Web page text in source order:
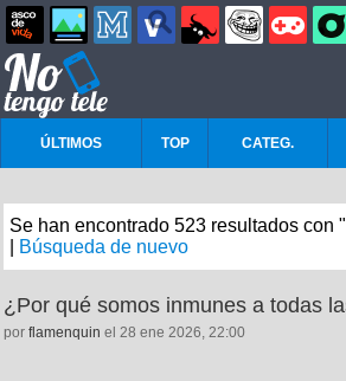
ÚLTIMOS TOP CATEG.
Se han encontrado 523 resultados con
Búsqueda de nuevo
¿Por qué somos inmunes a todas
por flamenquin el 28 ene 2026, 22:00